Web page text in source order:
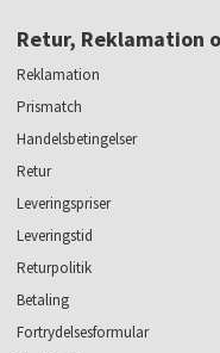
Retur, Reklamation
Reklamation
Prismatch
Handelsbetingelser
Retur
Leveringspriser
Leveringstid
Returpolitik
Betaling
Fortrydelsesformular